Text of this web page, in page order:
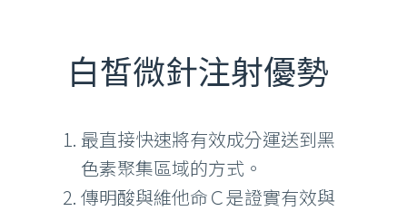
白皙微針注射優勢
最直接快速將有效成分運送到黑
色素聚集區域的方式。
傳明酸與維他命Ｃ是證實有效與